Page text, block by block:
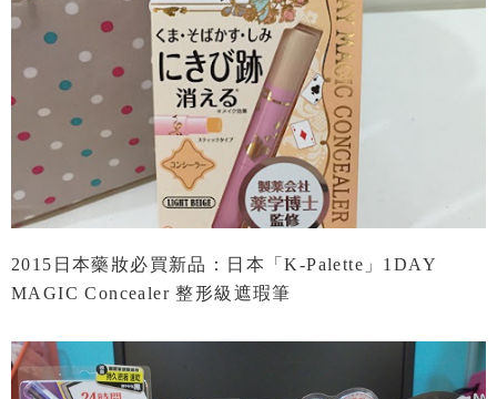
2015日本藥妝必買新品：日本「K-Palette」1DAY
MAGIC Concealer 整形級遮瑕筆